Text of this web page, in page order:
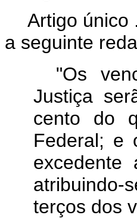
Artigo único
a seguinte
"Os
Justiça
cento do
Federal; e
atribuindo-
terços dos